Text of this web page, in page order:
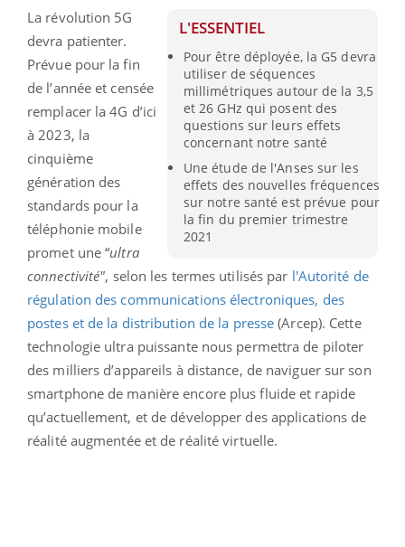
L'ESSENTIEL
Pour être déployée, la G5 devra
utiliser de séquences
millimétriques autour de la 3,5
et 26 GHz qui posent des
questions sur leurs effets
concernant notre santé
Une étude de l'Anses sur les
effets des nouvelles fréquences
sur notre santé est prévue pour
la fin du premier trimestre
2021
La révolution 5G
devra patienter.
Prévue pour la fin
de l’année et censée
remplacer la 4G d’ici
à 2023, la
cinquième
génération des
standards pour la
téléphonie mobile
promet une “ultra
connectivité", selon les termes utilisés par l'Autorité de
régulation des communications électroniques, des
postes et de la distribution de la presse (Arcep). Cette
technologie ultra puissante nous permettra de piloter
des milliers d’appareils à distance, de naviguer sur son
smartphone de manière encore plus fluide et rapide
qu’actuellement, et de développer des applications de
réalité augmentée et de réalité virtuelle.